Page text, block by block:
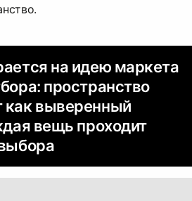
на идею маркета
пространство
как выверенный
вещь проходит